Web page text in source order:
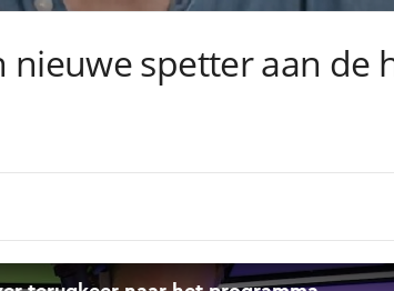
spetter aan de